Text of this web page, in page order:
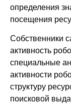
определения
посещения
Собственники
активность
специальные
активности
структуру
поисковой